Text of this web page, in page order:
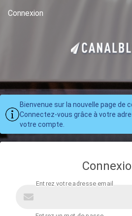
Connexion
Bienvenue sur la nouvelle page de
Connectez-vous grâce à votre
votre compte.